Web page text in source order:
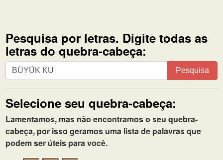
Pesquisa por letras. Digite todas as
letras do quebra-cabeça:
Pesquisa
por
letras.
Digite
todas
as
letras
do
Pesquisa
Selecione seu quebra-cabeça:
Lamentamos, mas não encontramos o seu quebra-
cabeça, por isso geramos uma lista de palavras que
podem ser úteis para você.